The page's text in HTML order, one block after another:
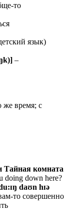
то
язык)
k)] –
же время; с
Тайная комната
doing down here?
daʊn hɪə
то совершенно